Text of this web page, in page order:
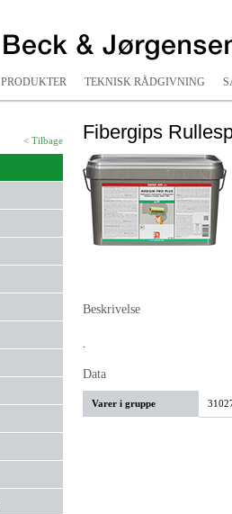
PRODUKTER TEKNISK RÅDGIVNING
Fibergips
< Tilbage
Beskrivelse
Data
Varer i gruppe